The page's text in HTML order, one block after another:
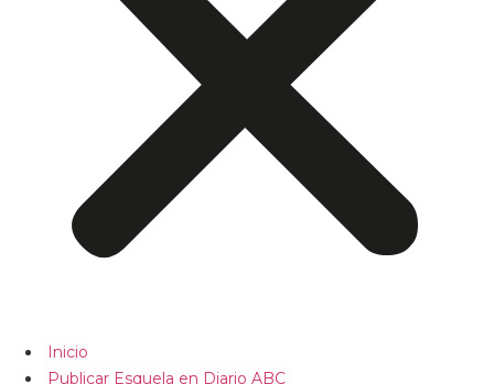
Inicio
Publicar Esquela en Diario ABC